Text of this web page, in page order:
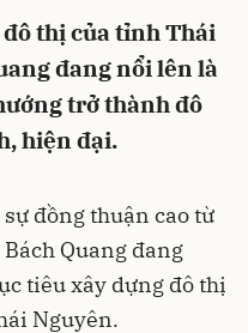
thị của tỉnh Thái
đang nổi lên là
trở thành đô
hiện đại.
đồng thuận cao từ
Quang đang
tiêu xây dựng đô thị
Nguyên.
Hủy